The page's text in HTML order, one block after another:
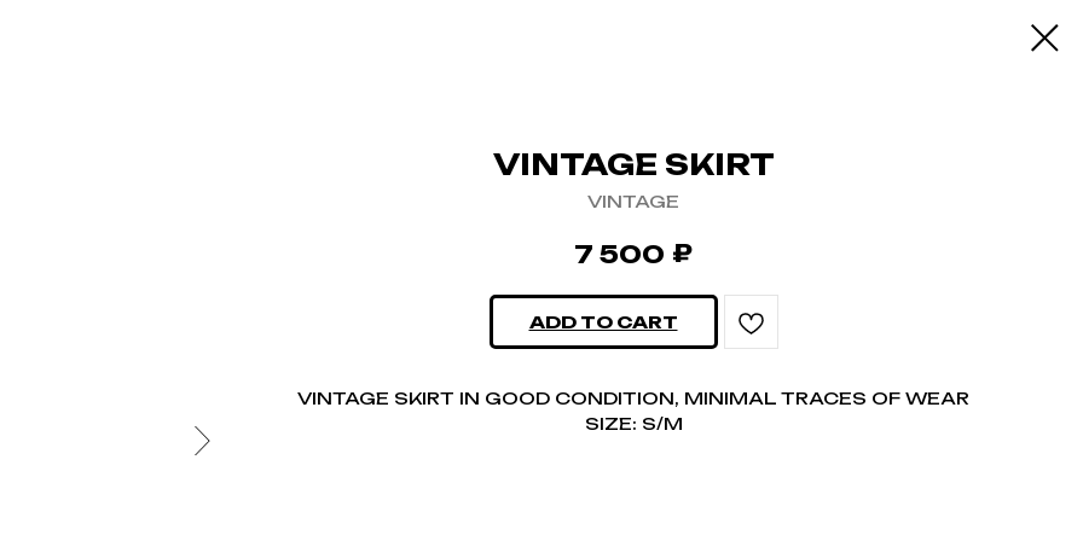
VINTAGE SKIRT
VINTAGE
7 500 ₽
ADD TO CART
VINTAGE SKIRT IN GOOD CONDITION, MINIMAL TRACES OF WEAR
SIZE: S/M